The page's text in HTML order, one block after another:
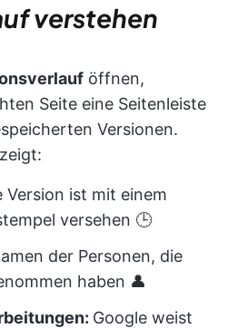
verstehen
öffnen,
Seite eine Seitenleiste
Versionen.
Version ist mit einem
versehen 🕒
der Personen, die
haben 👤
Google weist